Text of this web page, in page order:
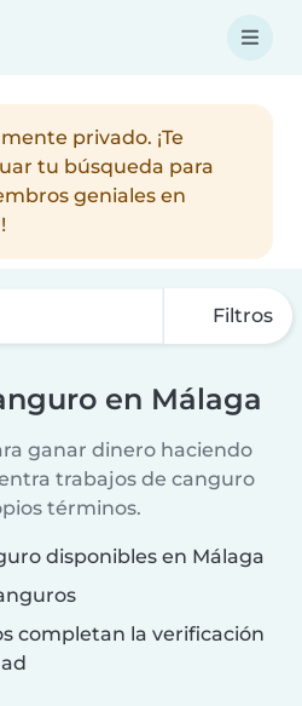
privado. ¡Te
tu búsqueda para
geniales en
Filtros
en Málaga
ganar dinero haciendo
trabajos de canguro
términos.
disponibles en Málaga
completan la verificación